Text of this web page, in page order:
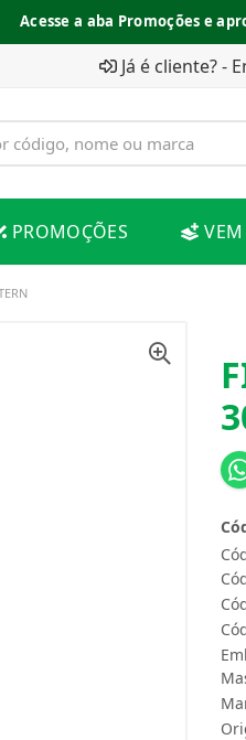
Acesse a aba Promoções e
Já é cliente? -
PROMOÇÕES